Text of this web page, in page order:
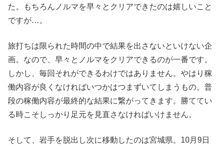
た。もちろんノルマを早々とクリアできたのは嬉しいこと
ですが…。
旅打ちは限られた時間の中で結果を出さないといけない企
画。なので、早々とノルマをクリアできるのが一番です。
しかし、毎回それができるわけではありません。やはり稼
働内容が良くなければいつかはつまずいてしまうもの。普
段の稼働内容が最終的な結果に繋がってきます。勝ててい
る時こそしっかり足元を見直さなければいけません。
そして、岩手を脱出し次に移動したのは宮城県。10月9日